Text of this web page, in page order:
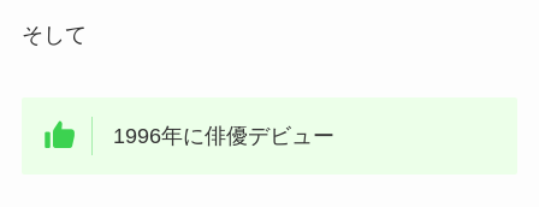
そして
1996年に俳優デビュー